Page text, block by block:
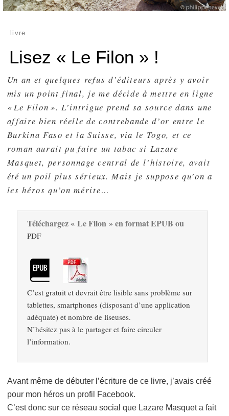
livre
Lisez « Le Filon » !
Un an et quelques refus d’éditeurs après y avoir
mis un point final, je me décide à mettre en ligne
« Le Filon ». L’intrigue prend sa source dans une
affaire bien réelle de contrebande d’or entre le
Burkina Faso et la Suisse, via le Togo, et ce
roman aurait pu faire un tabac si Lazare
Masquet, personnage central de l’histoire, avait
été un poil plus sérieux. Mais je suppose qu’on a
les héros qu’on mérite…
Téléchargez « Le Filon » en format EPUB ou
PDF
C’est gratuit et devrait être lisible sans problème sur
tablettes, smartphones (disposant d’une application
adéquate) et nombre de liseuses.
N’hésitez pas à le partager et faire circuler
l’information.
Avant même de débuter l’écriture de ce livre, j’avais créé
pour mon héros un profil Facebook.
C’est donc sur ce réseau social que Lazare Masquet a fait